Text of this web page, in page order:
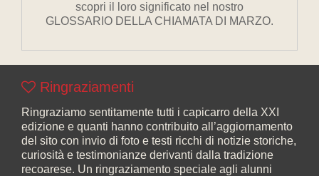
scopri il loro significato nel nostro
GLOSSARIO DELLA CHIAMATA DI MARZO.
Ringraziamenti
Ringraziamo sentitamente tutti i capicarro della XXI
edizione e quanti hanno contribuito all’aggiornamento
del sito con invio di foto e testi ricchi di notizie storiche,
curiosità e testimonianze derivanti dalla tradizione
recoarese. Un ringraziamento speciale agli alunni